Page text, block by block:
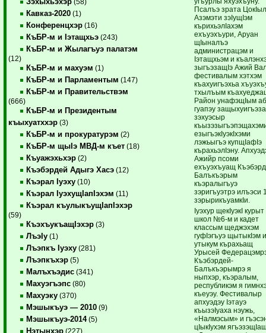
(58)
Кавказ-2020 (1)
Конференцхэр (16)
КъБР-м и Iэтащхьэ (243)
КъБР-м и Жылагъуэ палатэм
(12)
КъБР-м и махуэм (1)
КъБР-м и Парламентым (147)
КъБР-м и Правительствэм
(666)
КъБР-м и Президентым
къыхуатххэр (3)
КъБР-м и прокуратурэм (2)
КъБР-м щыIэ МВД-м къет (18)
Къуажэхьхэр (2)
Къэбэрдей Адыгэ Хасэ (12)
Къэрал Iуэху (10)
Къэрал IуэхущIапIэхэм (11)
Къэрал къулыкъущIапIэхэр
(59)
КъэхъукъащIэхэр (3)
ЛъэIу (1)
Лъэпкъ Iуэху (281)
Лъэпкъхэр (5)
Малъхъэдис (341)
Махуэгъэпс (80)
Махуэку (370)
Мэшыкъуэ — 2010 (9)
Мэшыкъуэ-2014(5)
Нэтынхэр (227)
Псалъэ зрата
Азэмэти зэIущIэм
кърихьэлIахэм
ехъуэхъури, Аруан
щIыналъэ
администрацэм и
Iэтащхьэм и
зыгъэзащIэ Ажий
фестивалым хэтхэм
къахуигъэхьа
тхылъым
Район унафэщIым
гуапэу
зэхуэсыр
езыгъэкIуэкIхэми
лэжьыгъэ купщIафIэ
кърахьэлIэну.
Ажийр псоми
ехъуэхъуащ
Балъкъэрым
къэралыгъуэ
зэригъуэтрэ илъэси
зэрырикъуамкIи.
Iуэхур щекIуэкI курыт
школ №6-м и кадет
классым щеджэхэм
гуфIэгъуэ щытыкIэм
утыкум кърахьащ
Урысей
Къэбэрдей-
Балъкъэрымрэ я
ныпхэр, къэралым,
республикэм я
къеуэу. Фестивалыр
апхуэдэу Iэтауэ
къызэIуаха нэужь,
«Налмэсым» и
цIыкIухэм